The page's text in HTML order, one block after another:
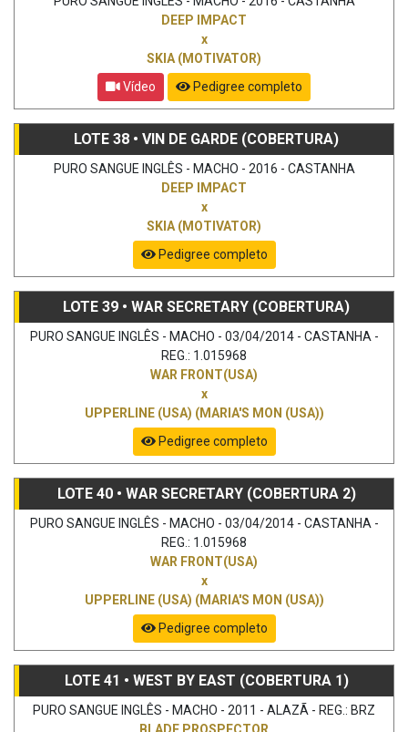
DEEP IMPACT
x
SKIA (MOTIVATOR)
Vídeo
Pedigree completo
LOTE 38 • VIN DE GARDE (COBERTURA)
PURO SANGUE INGLÊS - MACHO - 2016 - CASTANHA
DEEP IMPACT
x
SKIA (MOTIVATOR)
Pedigree completo
LOTE 39 • WAR SECRETARY (COBERTURA)
PURO SANGUE INGLÊS - MACHO - 03/04/2014 - CASTANHA -
REG.: 1.015968
WAR FRONT(USA)
x
UPPERLINE (USA) (MARIA'S MON (USA))
Pedigree completo
LOTE 40 • WAR SECRETARY (COBERTURA 2)
PURO SANGUE INGLÊS - MACHO - 03/04/2014 - CASTANHA -
REG.: 1.015968
WAR FRONT(USA)
x
UPPERLINE (USA) (MARIA'S MON (USA))
Pedigree completo
LOTE 41 • WEST BY EAST (COBERTURA 1)
PURO SANGUE INGLÊS - MACHO - 2011 - ALAZÃ - REG.: BRZ